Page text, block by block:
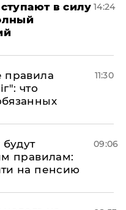
в силу 14:24
правила
что
11:30
правилам:
на пенсию
09:06